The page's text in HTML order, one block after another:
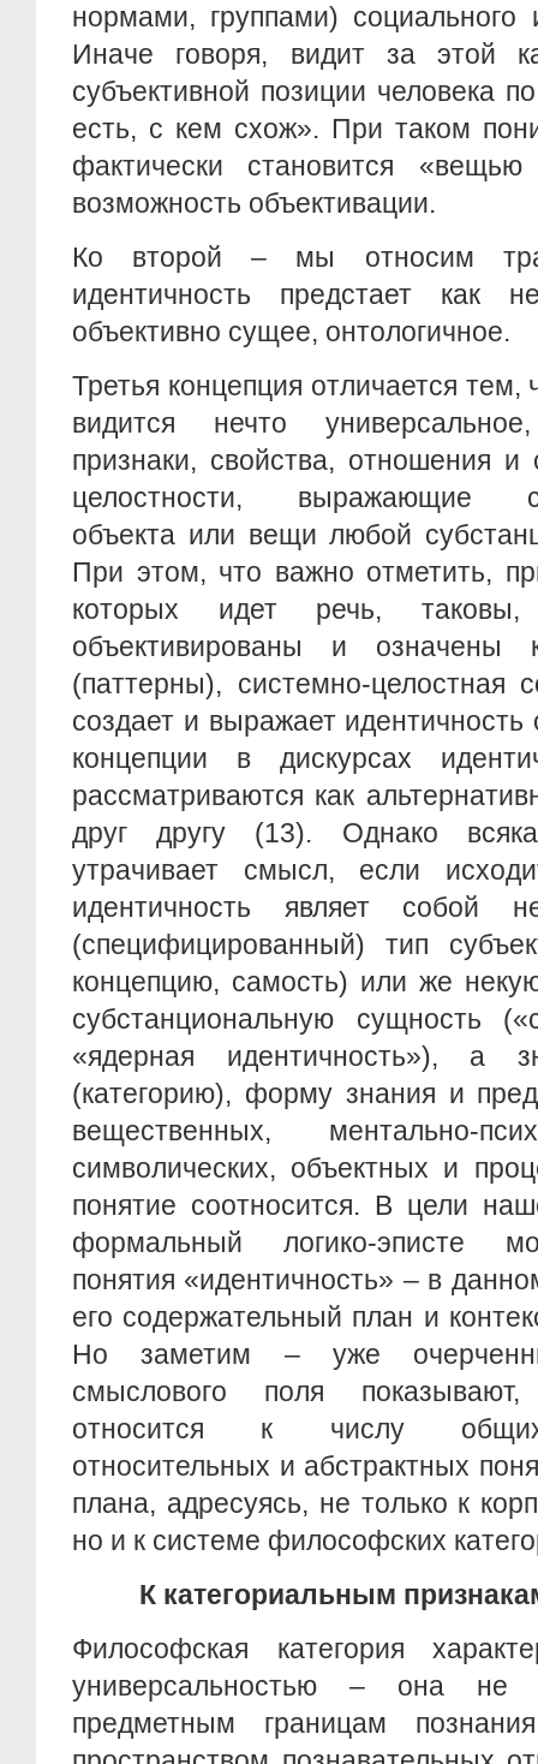
нормами, группами) социального
Иначе говоря, видит за этой
субъективной позиции человека
есть, с кем схож». При таком
фактически становится
возможность объективации.
Ко второй – мы относим
идентичность предстает как
объективно сущее, онтологичное.
Третья концепция отличается тем,
видится нечто
признаки, свойства, отношения
целостности, выражающие
объекта или вещи любой
При этом, что важно отметить,
которых идет речь,
объективированы и означены
(паттерны), системно-целостная
создает и выражает
концепции в дискурсах
рассматриваются как
друг другу (13). Однако
утрачивает смысл, если
идентичность являет собой
(специфицированный) тип
концепцию, самость) или же
субстанциональную сущность
«ядерная идентичность»), а
(категорию), форму знания и
вещественных, ментально-
символических, объектных и
понятие соотносится. В цели
формальный логико-эписте
понятия «идентичность» – в
его содержательный план и
Но заметим – уже
смыслового поля
относится к числу
относительных и абстрактных
плана, адресуясь, не только к
но и к системе философских
К категориальным
Философская категория
универсальностью – она не
предметным границам